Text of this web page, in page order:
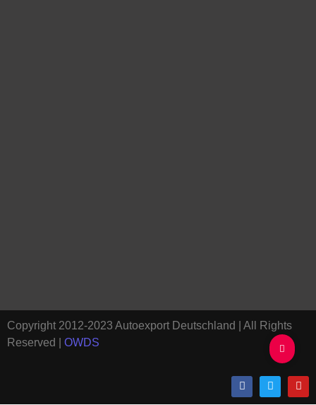
Copyright 2012-2023 Autoexport Deutschland | All Rights
Reserved | OWDS